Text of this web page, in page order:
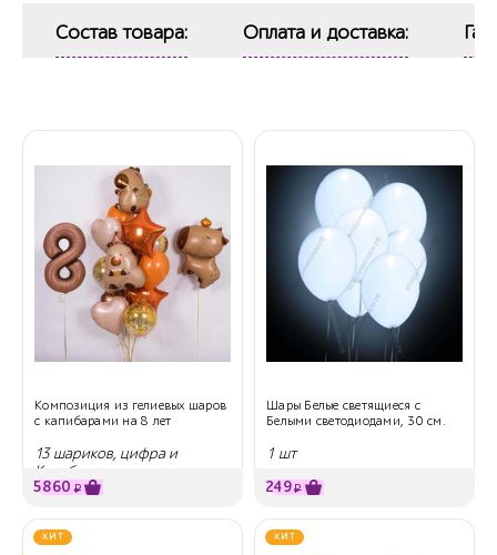
Состав товара: Оплата и доставка:
Композиция из гелиевых шаров
с капибарами на 8 лет
13 шариков, цифра и
Капибара
5860 ₽
Шары Белые светящиеся с
Белыми светодиодами, 30 см.
1 шт
249₽
ХИТ ХИТ